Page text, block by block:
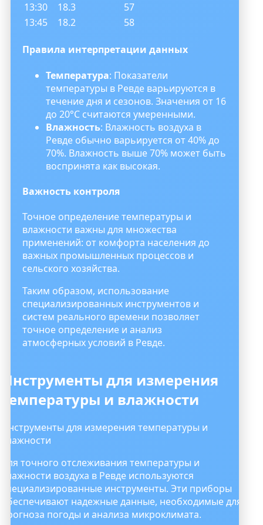
13:30
18.3
57
13:45
18.2 58
Правила интерпретации данных
Температура: Показатели
температуры в Ревде варьируются в
течение дня и сезонов. Значения от 16
до 20°C считаются умеренными.
Влажность: Влажность воздуха в
Ревде обычно варьируется от 40% до
70%. Влажность выше 70% может быть
воспринята как высокая.
Важность контроля
Точное определение температуры и
влажности важны для множества
применений: от комфорта населения до
важных промышленных процессов и
сельского хозяйства.
Таким образом, использование
специализированных инструментов и
систем реального времени позволяет
точное определение и анализ
атмосферных условий в Ревде.
Инструменты для измерения
температуры и влажности
Инструменты для измерения температуры и
влажности
Для точного отслеживания температуры и
влажности воздуха в Ревде используются
специализированные инструменты. Эти приборы
обеспечивают надежные данные, необходимые для
прогноза погоды и анализа микроклимата.